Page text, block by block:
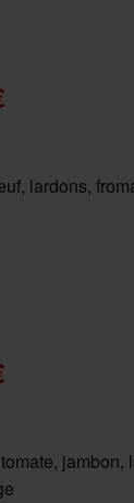
lardons,
jambon,